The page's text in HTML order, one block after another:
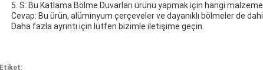
5. S: Bu Katlama Bölme Duvarları ürünü yapmak için hangi
Cevap: Bu ürün, alüminyum çerçeveler ve dayanıklı bölmeler de
Daha fazla ayrıntı için lütfen bizimle iletişime geçin.
Etiket: